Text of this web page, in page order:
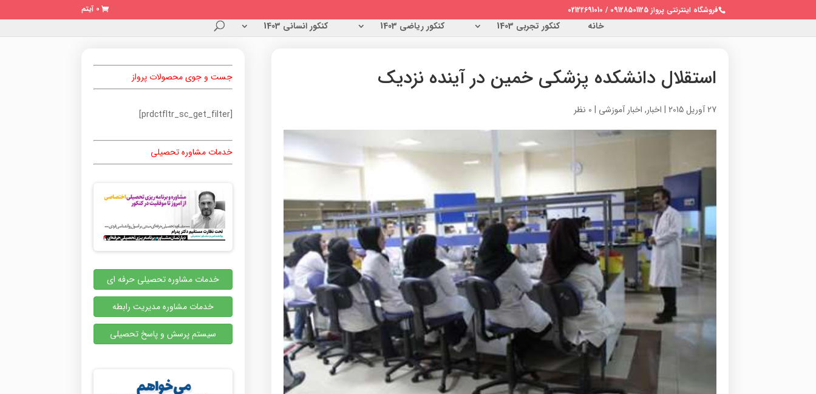
فروشگاه اینترنتی پرواز 09128501125 / 02122691010 0 آیتم
خانه کنکور تجربی 1403 کنکور ریاضی 1403 کنکور انسانی 1403
استقلال دانشکده پزشکی خمین در آینده نزدیک
27 آوریل 2015 | اخبار, اخبار آموزشی | 0 نظر
جست و جوی محصولات پرواز
[prdctfltr_sc_get_filter]
خدمات مشاوره تحصیلی
خدمات مشاوره تحصیلی حرفه ای
خدمات مشاوره مدیریت رابطه
سیستم پرسش و پاسخ تحصیلی